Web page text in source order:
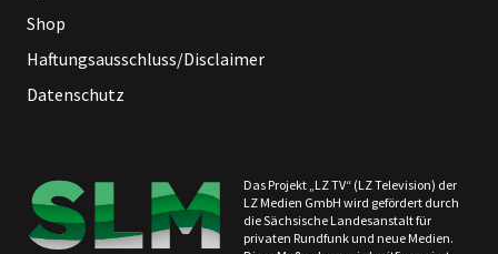
Shop
Haftungsausschluss/Disclaimer
Datenschutz
Das Projekt „LZ TV“ (LZ Television) der
LZ Medien GmbH wird gefördert durch
die Sächsische Landesanstalt für
privaten Rundfunk und neue Medien.